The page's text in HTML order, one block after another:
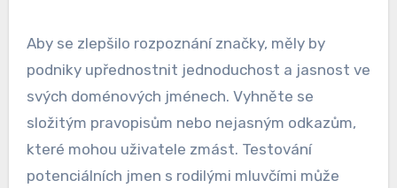
Aby se zlepšilo rozpoznání značky, měly by
podniky upřednostnit jednoduchost a jasnost ve
svých doménových jménech. Vyhněte se
složitým pravopisům nebo nejasným odkazům,
které mohou uživatele zmást. Testování
potenciálních jmen s rodilými mluvčími může